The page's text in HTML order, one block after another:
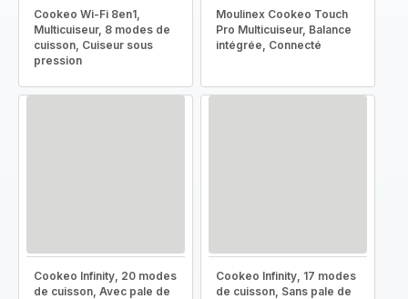
Cookeo Wi-Fi 8en1,
Multicuiseur, 8 modes de
cuisson, Cuiseur sous
pression
Moulinex Cookeo Touch
Pro Multicuiseur, Balance
intégrée, Connecté
Cookeo Infinity, 20 modes
de cuisson, Avec pale de
Cookeo Infinity, 17 modes
de cuisson, Sans pale de